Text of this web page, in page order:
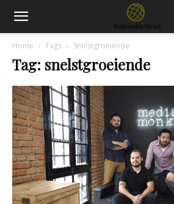
Home Tags Snelstgroeiende
Tag: snelstgroeiende